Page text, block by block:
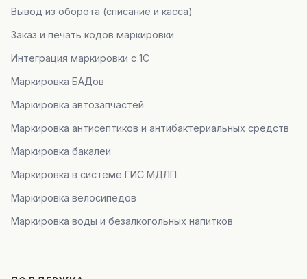
Вывод из оборота (списание и касса)
Заказ и печать кодов маркировки
Интеграция маркировки с 1С
Маркировка БАДов
Маркировка автозапчастей
Маркировка антисептиков и антибактериальных средств
Маркировка бакалеи
Маркировка в системе ГИС МДЛП
Маркировка велосипедов
Маркировка воды и безалкогольных напитков